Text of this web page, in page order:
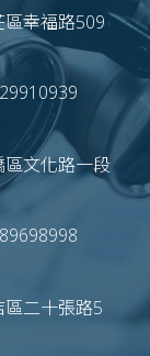
幸福路509
文化路一段
二十張路5